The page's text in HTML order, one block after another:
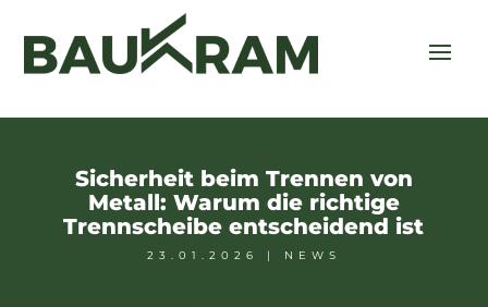
Sicherheit beim Trennen von
Metall: Warum die richtige
Trennscheibe entscheidend ist
23.01.2026 | NEWS